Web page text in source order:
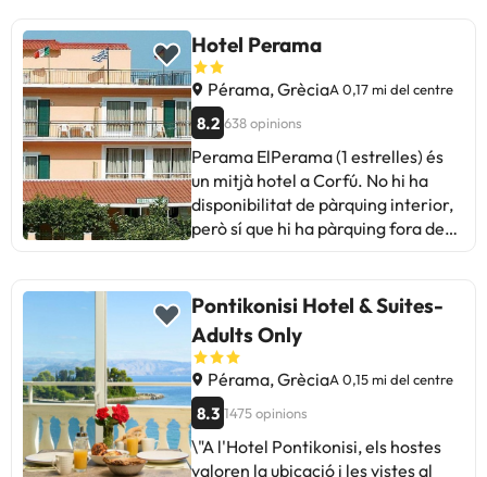
Hotel Perama
Pérama, GrèciaA 0,17 mi del centre
8.2 638 opinions
Perama ElPerama (1 estrelles) és
un mitjà hotel a Corfú. No hi ha
disponibilitat de pàrquing interior,
però sí que hi ha pàrquing fora de
Habitacions al Perama. Assecador
de cabell disponible a cada
habitació. Les habitacions tenen
accés a internet disponible.
Informació d'oci. El Perama ofereix
als hostes una seleccion d'activitats
i instal·lacions d'oci. L´hotel té una
piscina exterior.
Pontikonisi Hotel & Suites-
Adults Only
Pérama, GrèciaA 0,15 mi del centre
8.3 1475 opinions
\"A l'Hotel Pontikonisi, els hostes
valoren la ubicació i les vistes al